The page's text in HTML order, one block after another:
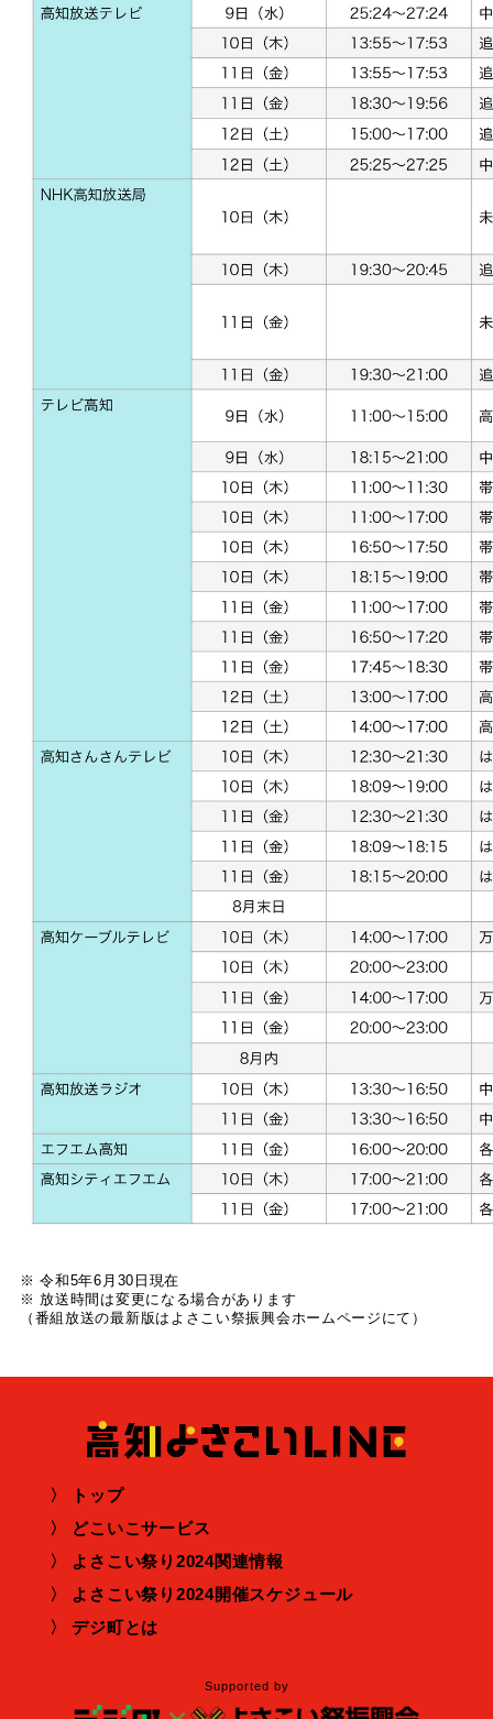
※ 令和5年6月30日現在
※ 放送時間は変更になる場合があります
（番組放送の最新版はよさこい祭振興会ホームページにて）
トップ
どこいこサービス
よさこい祭り2024関連情報
よさこい祭り2024開催スケジュール
デジ町とは
Supported by